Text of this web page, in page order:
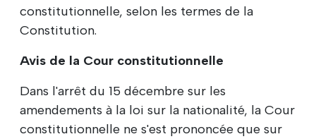
constitutionnelle, selon les termes de la
Constitution.
Avis de la Cour constitutionnelle
Dans l'arrêt du 15 décembre sur les
amendements à la loi sur la nationalité, la Cour
constitutionnelle ne s'est prononcée que sur